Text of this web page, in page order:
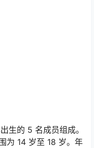
生的 5 名成员组成。
为 14 岁至 18 岁。年